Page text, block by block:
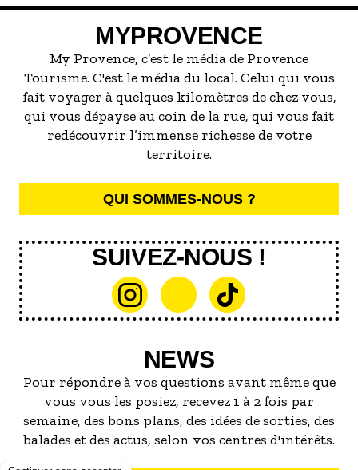
servir la meilleure...
MYPROVENCE
My Provence, c’est le média de Provence
Tourisme. C'est le média du local. Celui qui vous
fait voyager à quelques kilomètres de chez vous,
qui vous dépayse au coin de la rue, qui vous fait
redécouvrir l’immense richesse de votre
territoire.
QUI SOMMES-NOUS ?
SUIVEZ-NOUS !
NEWS
Pour répondre à vos questions avant même que
vous vous les posiez, recevez 1 à 2 fois par
semaine, des bons plans, des idées de sorties, des
balades et des actus, selon vos centres d'intérêts.